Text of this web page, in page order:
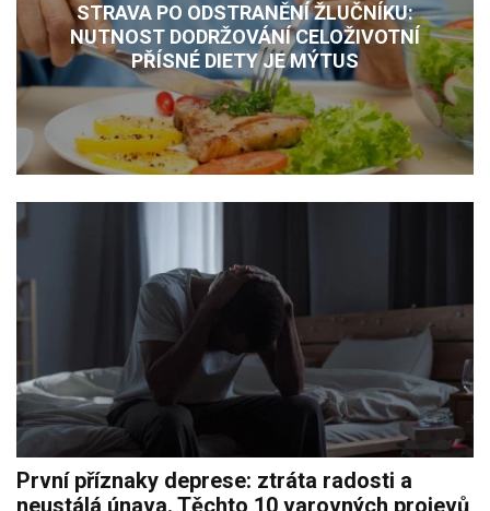
STRAVA PO ODSTRANĚNÍ ŽLUČNÍKU:
NUTNOST DODRŽOVÁNÍ CELOŽIVOTNÍ
PŘÍSNÉ DIETY JE MÝTUS
První příznaky deprese: ztráta radosti a